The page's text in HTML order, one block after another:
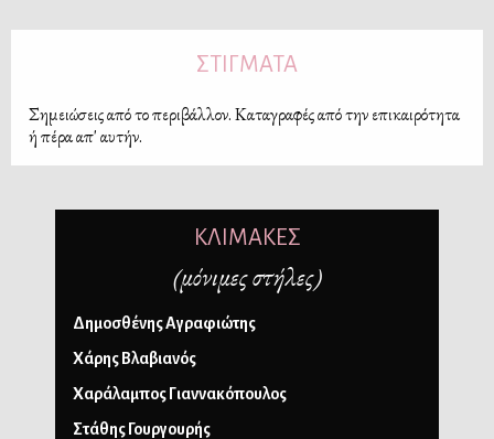
ΣΤΙΓΜΑΤΑ
Σημειώσεις από το περιβάλλον. Καταγραφές από την επικαιρότητα
ή πέρα απ' αυτήν.
ΚΛΙΜΑΚΕΣ
(μόνιμες στήλες)
Δημοσθένης Αγραφιώτης
Χάρης Βλαβιανός
Χαράλαμπος Γιαννακόπουλος
Στάθης Γουργουρής